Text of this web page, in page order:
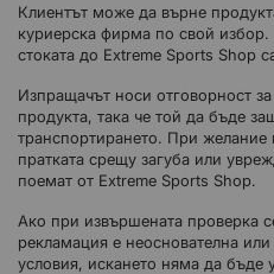
Клиентът може да върне
куриерска фирма по свой избор.
стоката до Extreme Sports Shop
Изпращачът носи отговорност
продукта, така че той да бъде
транспортирането. При желание
пратката срещу загуба или
поемат от Extreme Sports Shop.
Ако при извършената проверка
рекламация е неоснователна
условия, искането няма да бъде